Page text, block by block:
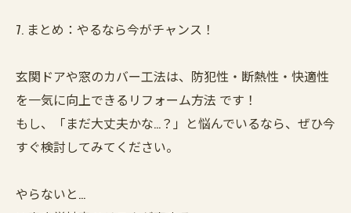
7. まとめ：やるなら今がチャンス！
玄関ドアや窓のカバー工法は、防犯性・断熱性・快適性
を一気に向上できるリフォーム方法 です！
もし、「まだ大丈夫かな…？」と悩んでいるなら、ぜひ今
すぐ検討してみてください。
やらないと…